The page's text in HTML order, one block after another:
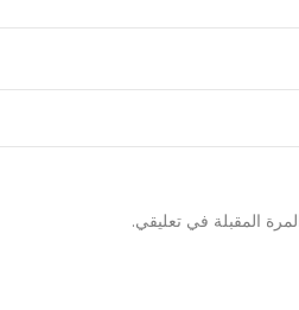
المقبلة في تعليقي.